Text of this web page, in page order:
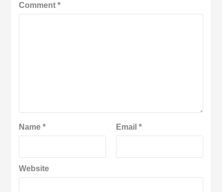
Comment*
Name* Email *
Website